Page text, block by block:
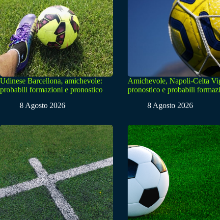
Udinese Barcellona, amichevole:
probabili formazioni e pronostico
8 Agosto 2026
Amichevole, Napoli-Celta
pronostico e probabili
8 Agosto 2026